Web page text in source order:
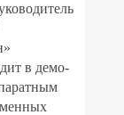
в демо-